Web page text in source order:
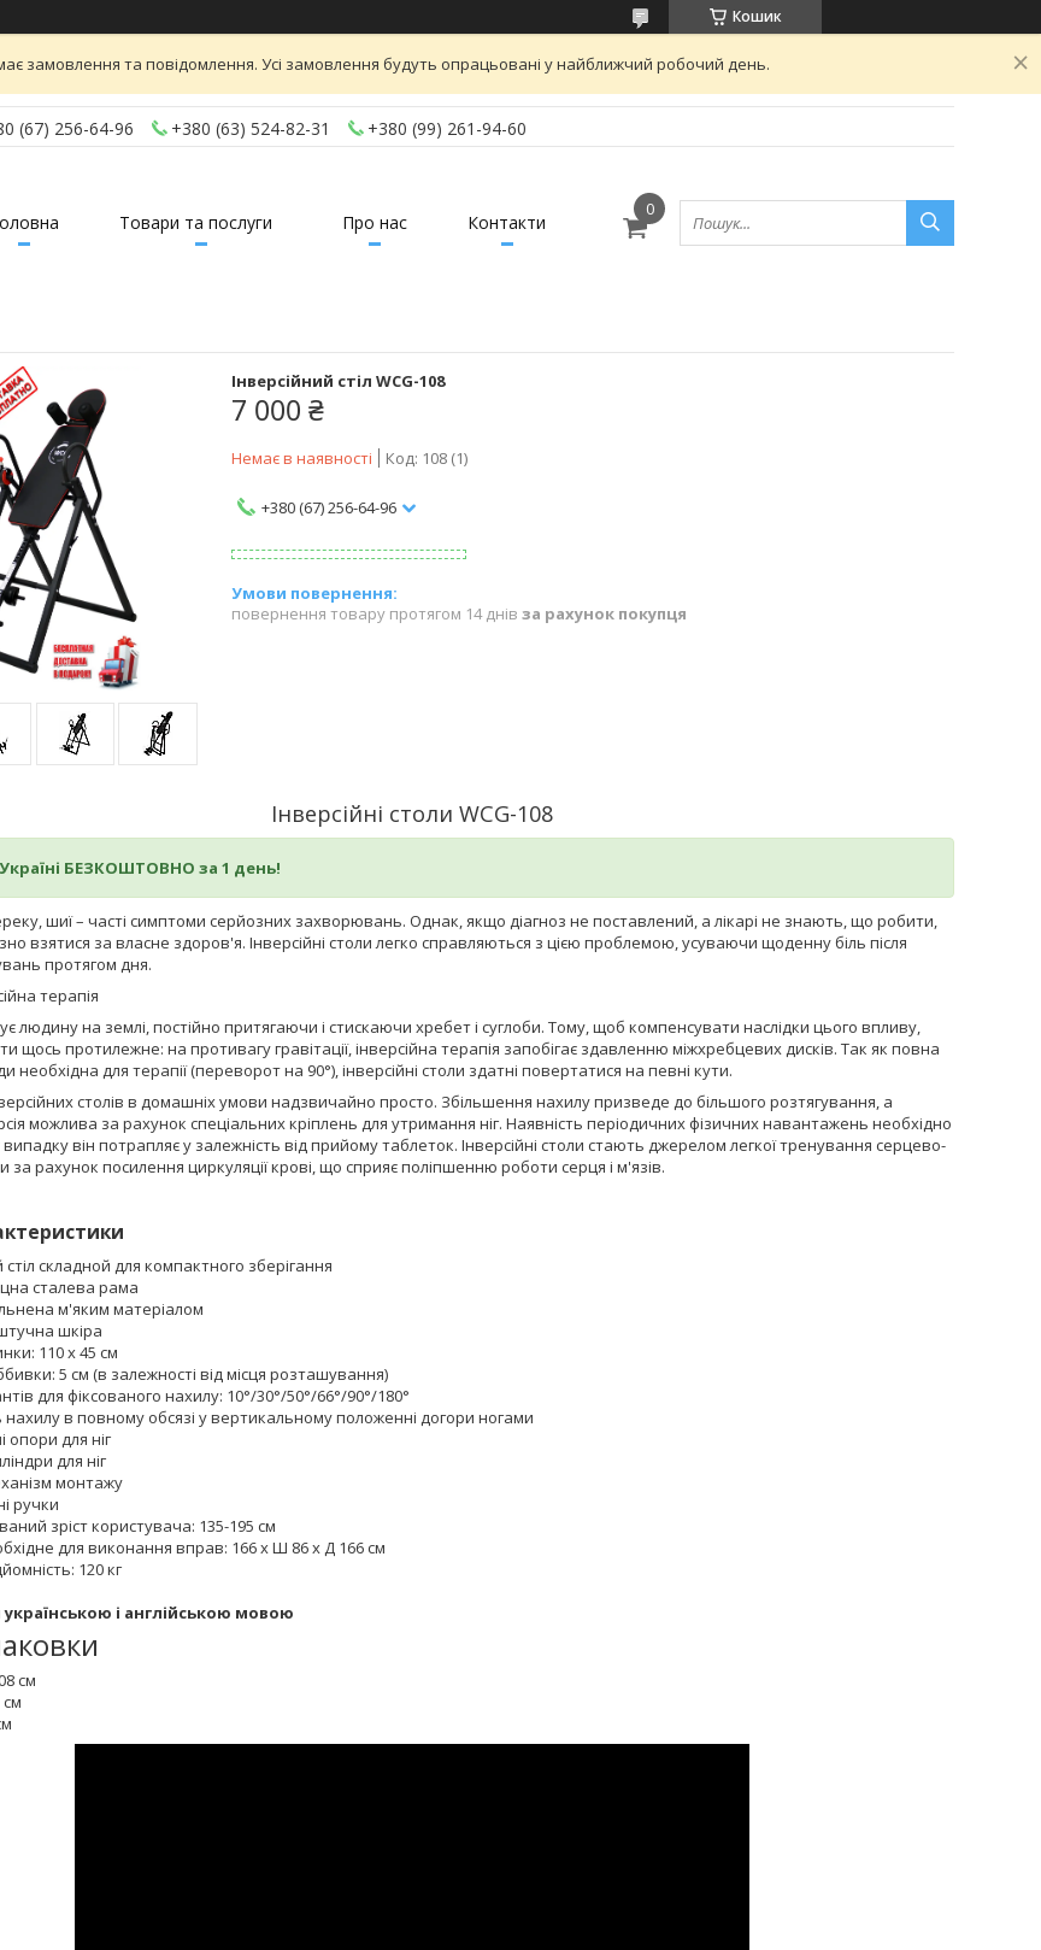
Кошик
замовлення та повідомлення. Усі замовлення будуть опрацьовані у найближчий робочий день.
(67) 256-64-96 +380 (63) 524-82-31 +380 (99) 261-94-60
Товари та послуги Про нас Контакти
Інверсійний стіл WCG-108
7 000 ₴
Немає в наявності Код: 108 (1)
+380 (67) 256-64-96
повернення товару протягом 14 днів за рахунок покупця
Інверсійні столи WCG-108
БЕЗКОШТОВНО за 1 день!
шиї – часті симптоми серйозних захворювань. Однак, якщо діагноз не поставлений, а лікарі не знають, що робити,
взятися за власне здоров'я. Інверсійні столи легко справляються з цією проблемою, усуваючи щоденну біль після
протягом дня.
терапія
людину на землі, постійно притягаючи і стискаючи хребет і суглоби. Тому, щоб компенсувати наслідки цього впливу,
щось протилежне: на противагу гравітації, інверсійна терапія запобігає здавленню міжхребцевих дисків. Так як повна
необхідна для терапії (переворот на 90°), інверсійні столи здатні повертатися на певні кути.
столів в домашніх умови надзвичайно просто. Збільшення нахилу призведе до більшого розтягування, а
можлива за рахунок спеціальних кріплень для утримання ніг. Наявність періодичних фізичних навантажень необхідно
він потрапляє у залежність від прийому таблеток. Інверсійні столи стають джерелом легкої тренування серцево-
за рахунок посилення циркуляції крові, що сприяє поліпшенню роботи серця і м'язів.
стіл складной для компактного зберігання
сталева рама
м'яким матеріалом
шкіра
110 x 45 см
5 см (в залежності від місця розташування)
для фіксованого нахилу: 10°/30°/50°/66°/90°/180°
нахилу в повному обсязі у вертикальному положенні догори ногами
опори для ніг
для ніг
монтажу
ручки
зріст користувача: 135-195 см
для виконання вправ: 166 x Ш 86 x Д 166 см
120 кг
українською і англійською мовою
см